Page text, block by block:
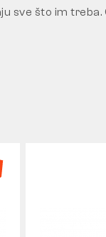
sve što im treba.